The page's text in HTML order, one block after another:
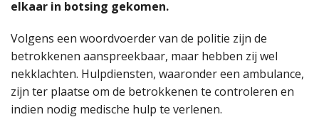
elkaar in botsing gekomen.
Volgens een woordvoerder van de politie zijn de
betrokkenen aanspreekbaar, maar hebben zij wel
nekklachten. Hulpdiensten, waaronder een ambulance,
zijn ter plaatse om de betrokkenen te controleren en
indien nodig medische hulp te verlenen.